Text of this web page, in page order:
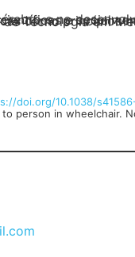
doi.org/10.1038/
person in wheelchair.